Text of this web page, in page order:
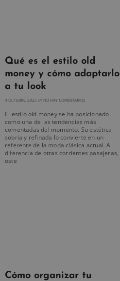
Qué es el estilo old
money y cómo adaptarlo
a tu look
4 OCTUBRE, 2025 NO HAY COMENTARIOS
El estilo old money se ha posicionado
como una de las tendencias más
comentadas del momento. Su estética
sobria y refinada lo convierte en un
referente de la moda clásica actual. A
diferencia de otras corrientes pasajeras,
este
Cómo organizar tu